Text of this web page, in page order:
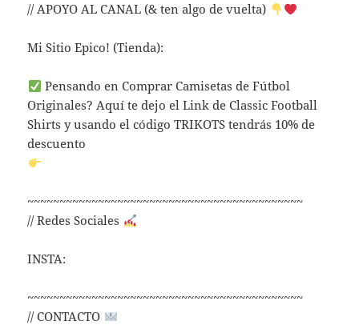
// APOYO AL CANAL (& ten algo de vuelta)
Mi Sitio Epico! (Tienda):
Pensando en Comprar Camisetas de Fútbol
Originales? Aquí te dejo el Link de Classic Football
Shirts y usando el código TRIKOTS tendrás 10% de
descuento
~~~~~~~~~~~~~~~~~~~~~~~~~~~~~~~~~~~~~~~~~~~
// Redes Sociales
INSTA:
~~~~~~~~~~~~~~~~~~~~~~~~~~~~~~~~~~~~~~~~~~~
// CONTACTO